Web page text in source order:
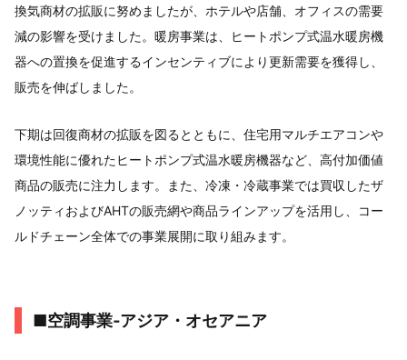
換気商材の拡販に努めましたが、ホテルや店舗、オフィスの需要
減の影響を受けました。暖房事業は、ヒートポンプ式温水暖房機
器への置換を促進するインセンティブにより更新需要を獲得し、
販売を伸ばしました。
下期は回復商材の拡販を図るとともに、住宅用マルチエアコンや
環境性能に優れたヒートポンプ式温水暖房機器など、高付加価値
商品の販売に注力します。また、冷凍・冷蔵事業では買収したザ
ノッティおよびAHTの販売網や商品ラインアップを活用し、コー
ルドチェーン全体での事業展開に取り組みます。
■空調事業‐アジア・オセアニア